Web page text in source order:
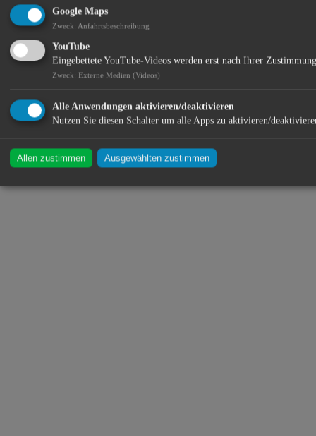
Standort:
Google Maps
Zweck: Anfahrtsbeschreibung
YouTube
Eingebettete YouTube-Videos werden erst nach Ihrer
Zweck: Externe Medien (Videos)
Alle Anwendungen aktivieren/deaktivieren
Nutzen Sie diesen Schalter um alle Apps zu aktivieren/
Allen zustimmen Ausgewählten zustimmen